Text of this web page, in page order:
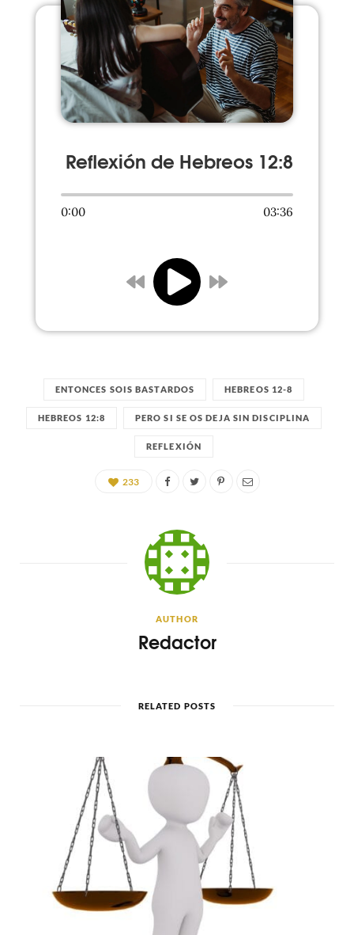
Reflexión de Hebreos 12:8
0:00 03:36
ENTONCES SOIS BASTARDOS HEBREOS 12-8
HEBREOS 12:8 PERO SI SE OS DEJA SIN DISCIPLINA
REFLEXIÓN
233
AUTHOR
Redactor
RELATED POSTS